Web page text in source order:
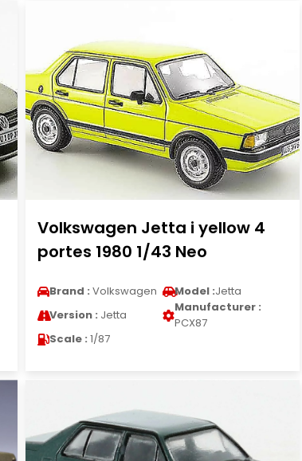
Volkswagen Jetta i yellow 4
portes 1980 1/43 Neo
Brand : Volkswagen Model :Jetta
Version : Jetta
Manufacturer :
PCX87
Scale : 1/87